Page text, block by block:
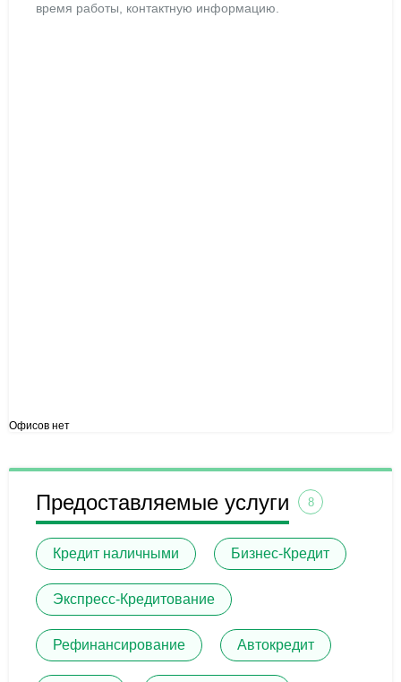
время работы, контактную информацию.
Офисов нет
Предоставляемые услуги 8
Кредит наличными Бизнес-Кредит
Экспресс-Кредитование
Рефинансирование Автокредит